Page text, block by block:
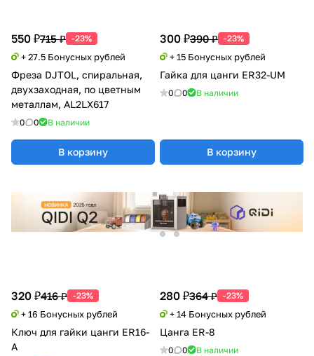
550 ₽715 ₽ -23%
+ 27.5 Бонусных рублей
Фреза DJTOL, спиральная,
двухзаходная, по цветным
металлам, AL2LX617
0 0 В наличии
В корзину
300 ₽390 ₽ -23%
+ 15 Бонусных рублей
Гайка для цанги ER32-UM
0 0 В наличии
В корзину
320 ₽416 ₽ -23%
+ 16 Бонусных рублей
Ключ для гайки цанги ER16-
A
280 ₽364 ₽ -23%
+ 14 Бонусных рублей
Цанга ER-8
0 0 В наличии